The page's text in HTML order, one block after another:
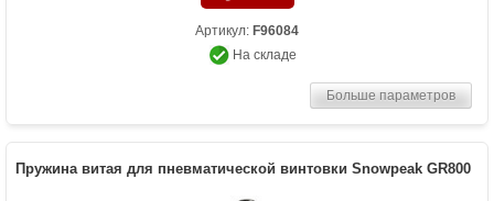
Артикул: F96084
На складе
Больше параметров
Пружина витая для пневматической винтовки Snowpeak GR800